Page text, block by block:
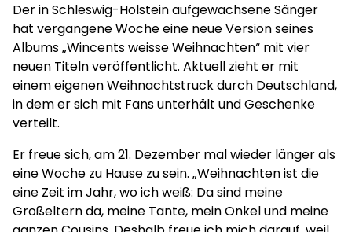
Der in Schleswig-Holstein aufgewachsene Sänger
hat vergangene Woche eine neue Version seines
Albums „Wincents weisse Weihnachten“ mit vier
neuen Titeln veröffentlicht. Aktuell zieht er mit
einem eigenen Weihnachtstruck durch Deutschland,
in dem er sich mit Fans unterhält und Geschenke
verteilt.
Er freue sich, am 21. Dezember mal wieder länger als
eine Woche zu Hause zu sein. „Weihnachten ist die
eine Zeit im Jahr, wo ich weiß: Da sind meine
Großeltern da, meine Tante, mein Onkel und meine